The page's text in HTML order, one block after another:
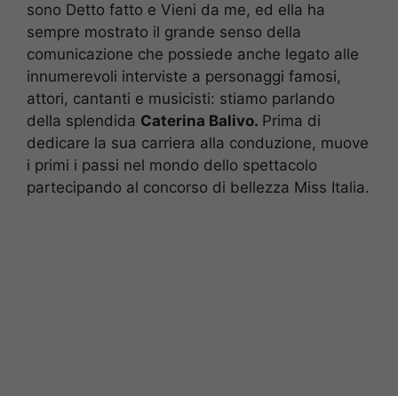
sono Detto fatto e Vieni da me, ed ella ha
sempre mostrato il grande senso della
comunicazione che possiede anche legato alle
innumerevoli interviste a personaggi famosi,
attori, cantanti e musicisti: stiamo parlando
della splendida Caterina Balivo. Prima di
dedicare la sua carriera alla conduzione, muove
i primi i passi nel mondo dello spettacolo
partecipando al concorso di bellezza Miss Italia.